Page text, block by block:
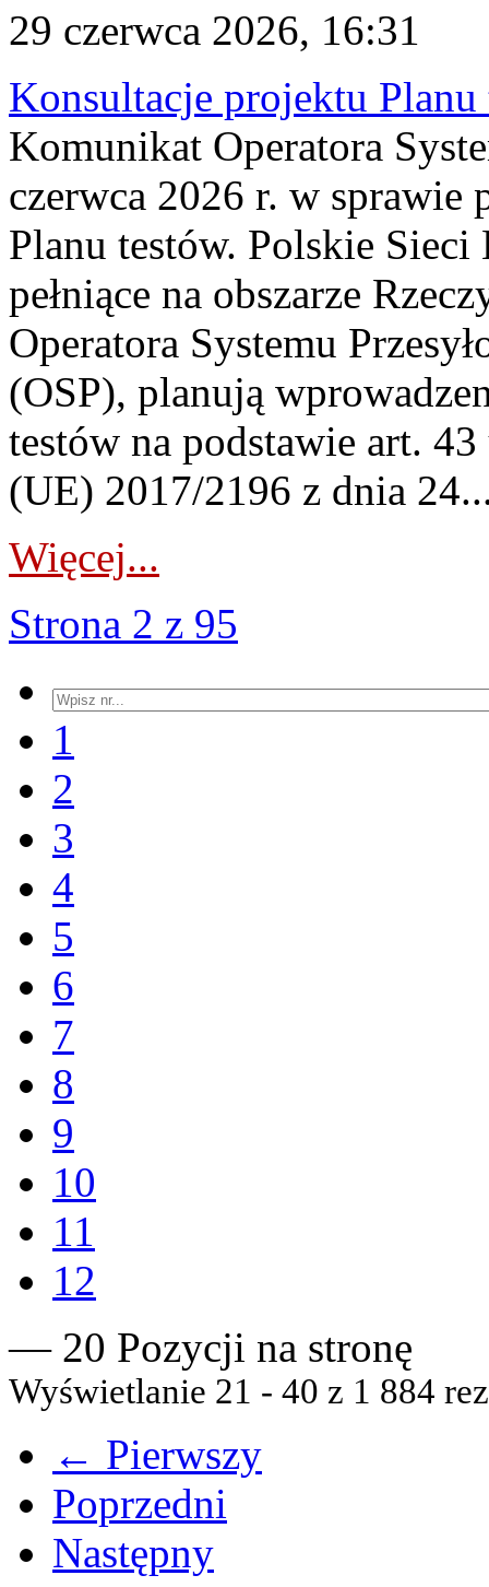
29 czerwca 2026, 16:31
Konsultacje projektu Planu
Komunikat Operatora
czerwca 2026 r. w
Planu testów. Polskie
pełniące na obszarze
Operatora Systemu
(OSP), planują
testów na podstawie art.
(UE) 2017/2196 z dnia
Więcej...
Strona 2 z 95
1
2
3
4
5
6
7
8
9
10
11
12
— 20 Pozycji na stronę
Wyświetlanie 21 - 40 z 1 884
← Pierwszy
Poprzedni
Następny